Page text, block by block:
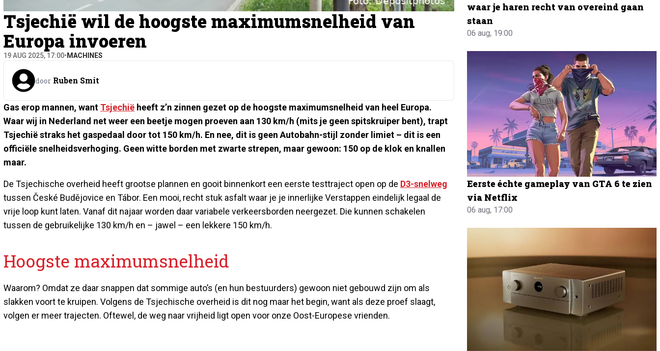
Tsjechië wil de hoogste maximumsnelheid van
Europa invoeren
19 AUG 2025, 17:00• MACHINES
door Ruben Smit
Gas erop mannen, want Tsjechië heeft z’n zinnen gezet op de hoogste maximumsnelheid van heel Europa.
Waar wij in Nederland net weer een beetje mogen proeven aan 130 km/h (mits je geen spitskruiper bent), trapt
Tsjechië straks het gaspedaal door tot 150 km/h. En nee, dit is geen Autobahn-stijl zonder limiet – dit is een
officiële snelheidsverhoging. Geen witte borden met zwarte strepen, maar gewoon: 150 op de klok en knallen
maar.
De Tsjechische overheid heeft grootse plannen en gooit binnenkort een eerste testtraject open op de D3-snelweg
tussen České Budějovice en Tábor. Een mooi, recht stuk asfalt waar je je innerlijke Verstappen eindelijk legaal de
vrije loop kunt laten. Vanaf dit najaar worden daar variabele verkeersborden neergezet. Die kunnen schakelen
tussen de gebruikelijke 130 km/h en – jawel – een lekkere 150 km/h.
Hoogste maximumsnelheid
Waarom? Omdat ze daar snappen dat sommige auto’s (en hun bestuurders) gewoon niet gebouwd zijn om als
slakken voort te kruipen. Volgens de Tsjechische overheid is dit nog maar het begin, want als deze proef slaagt,
volgen er meer trajecten. Oftewel, de weg naar vrijheid ligt open voor onze Oost-Europese vrienden.
waar je haren recht van overeind gaan
staan
06 aug, 19:00
Eerste échte gameplay van GTA 6 te zien
via Netflix
06 aug, 17:00